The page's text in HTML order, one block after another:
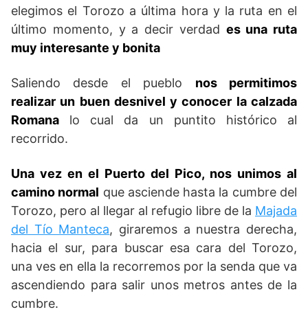
elegimos el Torozo a última hora y la ruta en el
último momento, y a decir verdad es una ruta
muy interesante y bonita
Saliendo desde el pueblo nos permitimos
realizar un buen desnivel y conocer la calzada
Romana lo cual da un puntito histórico al
recorrido.
Una vez en el Puerto del Pico, nos unimos al
camino normal que asciende hasta la cumbre del
Torozo, pero al llegar al refugio libre de la Majada
del Tío Manteca, giraremos a nuestra derecha,
hacia el sur, para buscar esa cara del Torozo,
una ves en ella la recorremos por la senda que va
ascendiendo para salir unos metros antes de la
cumbre.